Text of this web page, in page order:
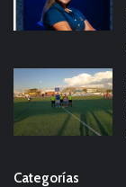
Categorías